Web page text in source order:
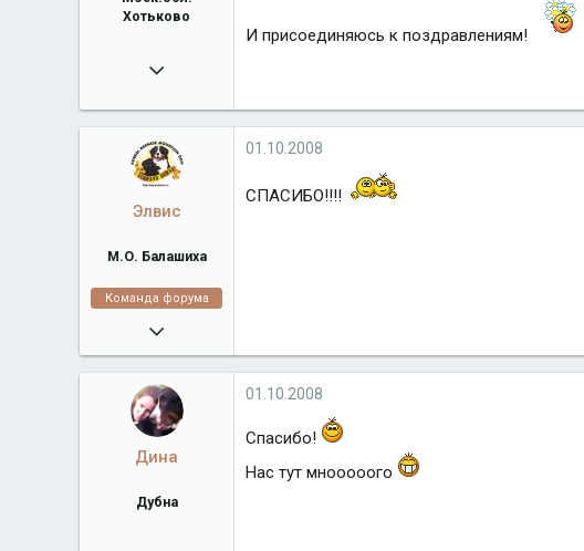
Хотьково
25.02.2008
Город
Моск.обл. Хотьково
И присоединяюсь к поздравлениям!
Элвис
М.О. Балашиха
Команда форума
16.02.2008
38 918
Город
01.10.2008
СПАСИБО!!!!
Дина
Дубна
01.10.2008
Спасибо!
Нас тут мнооооого